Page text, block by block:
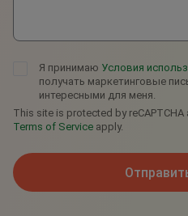
Я принимаю Условия
получать маркетинговые
интересными для меня.
This site is protected by
Terms of Service apply.